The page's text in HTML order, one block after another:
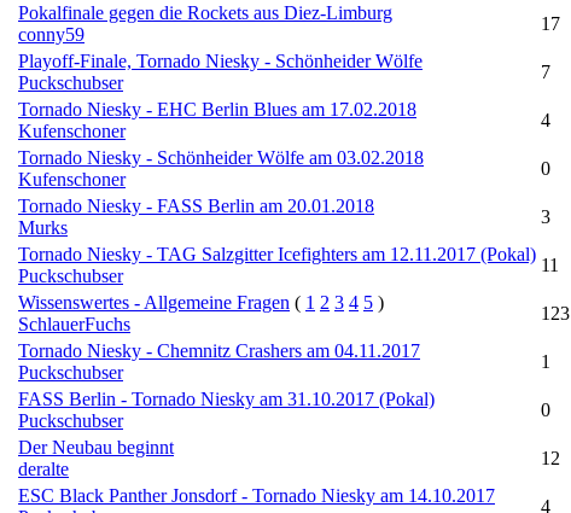
Pokalfinale gegen die Rockets aus Diez-Limburg
conny59
17
Playoff-Finale, Tornado Niesky - Schönheider Wölfe
Puckschubser
7
Tornado Niesky - EHC Berlin Blues am 17.02.2018
Kufenschoner
4
Tornado Niesky - Schönheider Wölfe am 03.02.2018
Kufenschoner
0
Tornado Niesky - FASS Berlin am 20.01.2018
Murks
3
Tornado Niesky - TAG Salzgitter Icefighters am 12.11.2017 (Pokal)
Puckschubser
11
Wissenswertes - Allgemeine Fragen ( 1 2 3 4 5 )
SchlauerFuchs
123
Tornado Niesky - Chemnitz Crashers am 04.11.2017
Puckschubser
1
FASS Berlin - Tornado Niesky am 31.10.2017 (Pokal)
Puckschubser
0
Der Neubau beginnt
deralte
12
ESC Black Panther Jonsdorf - Tornado Niesky am 14.10.2017
4